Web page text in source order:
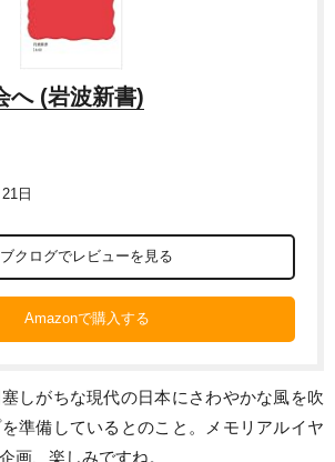
へ (岩波新書)
日
ブクログでレビューを見る
Amazonで購入する
しがちな現代の日本にさわやかな風を吹
準備しているとのこと。メモリアルイヤ
画、楽しみですね。